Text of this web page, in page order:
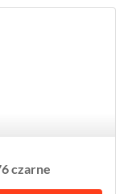
czarne